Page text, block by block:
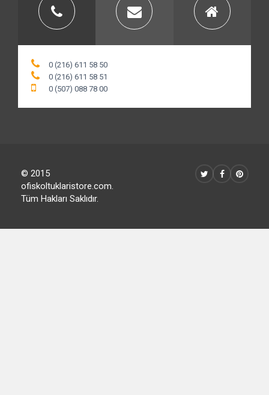
0 (216) 611 58 50
0 (216) 611 58 51
© 2015
ofiskoltuklaristore.com.